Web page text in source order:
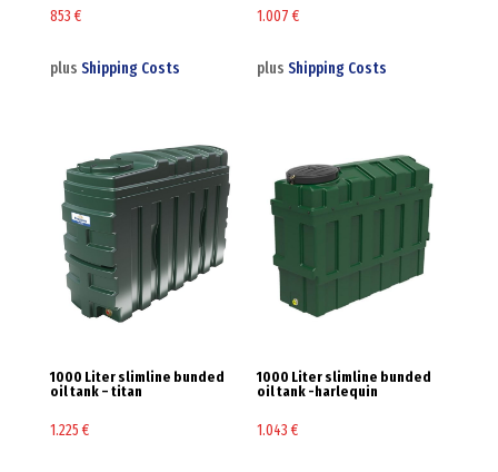
853 €
plus Shipping Costs
1.007€
plusShipping Costs
1000 Liter slimline bunded
oil tank – titan
1.225 €
1000 Liter slimline bunded
oil tank -harlequin
1.043€